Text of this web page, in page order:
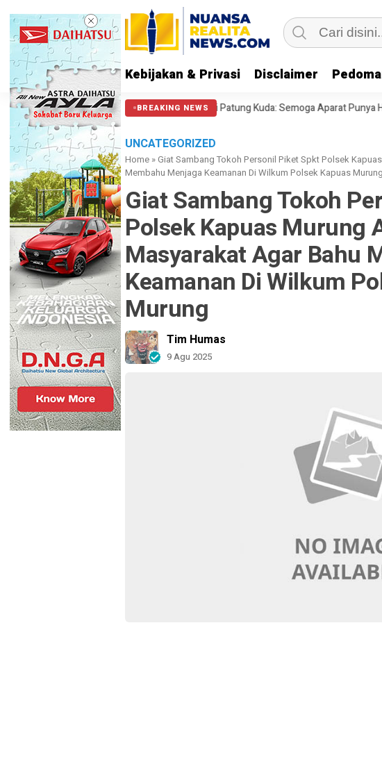
Kebijakan & Privasi Disclaimer
BREAKING NEWS
soal Polisi Halangi Massa di Patung Kuda: Semoga Aparat Punya Hati Nurani
UNCATEGORIZED
Home »Giat Sambang Tokoh Personil Piket Spkt Polsek
Membahu Menjaga Keamanan Di Wilkum Polsek Kapuas Murung
Giat Sambang Tokoh
Polsek Kapuas Murung
Masyarakat Agar Bahu
Keamanan Di Wilkum
Murung
Tim Humas
9 Agu 2025